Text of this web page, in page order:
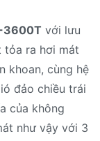
3600T với lưu
tỏa ra hơi mát
khoan, cùng hệ
đảo chiều trái
của không
như vậy với 3